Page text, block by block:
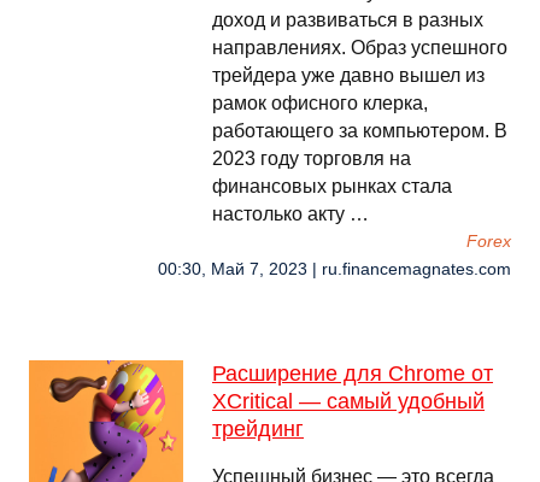
доход и развиваться в разных
направлениях. Образ успешного
трейдера уже давно вышел из
рамок офисного клерка,
работающего за компьютером. В
2023 году торговля на
финансовых рынках стала
настолько акту …
Forex
00:30, Май 7, 2023 | ru.financemagnates.com
Расширение для Chrome от
XCritical — самый удобный
трейдинг
Успешный бизнес — это всегда